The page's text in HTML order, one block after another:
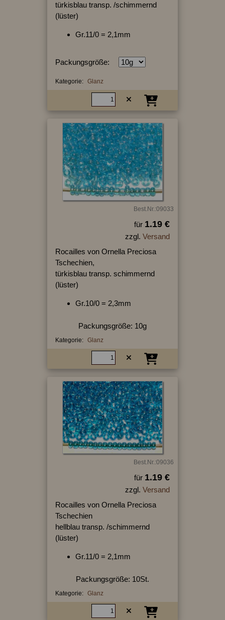
türkisblau transp. /schimmernd
(lüster)
Gr.11/0 = 2,1mm
Packungsgröße:
Kategorie: Glanz
Best.Nr.:09033
für 1.19 €
zzgl. Versand
Rocailles von Ornella Preciosa
Tschechien,
türkisblau transp. schimmernd
(lüster)
Gr.10/0 = 2,3mm
Packungsgröße: 10g
Kategorie: Glanz
Best.Nr.:09036
für 1.19 €
zzgl. Versand
Rocailles von Ornella Preciosa
Tschechien
hellblau transp. /schimmernd
(lüster)
Gr.11/0 = 2,1mm
Packungsgröße: 10St.
Kategorie: Glanz